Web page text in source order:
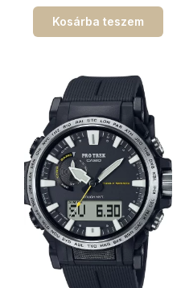
Kosárba teszem